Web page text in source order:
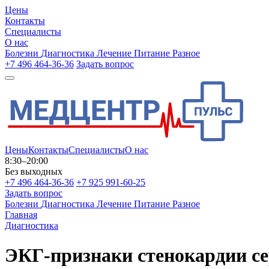
Цены
Контакты
Специалисты
О нас
Болезни Диагностика Лечение Питание Разное
+7 496 464-36-36 Задать вопрос
ЦеныКонтактыСпециалистыО нас
8:30–20:00
Без выходных
+7 496 464-36-36 +7 925 991-60-25
Задать вопрос
Болезни Диагностика Лечение Питание Разное
Главная
Диагностика
ЭКГ-признаки стенокардии